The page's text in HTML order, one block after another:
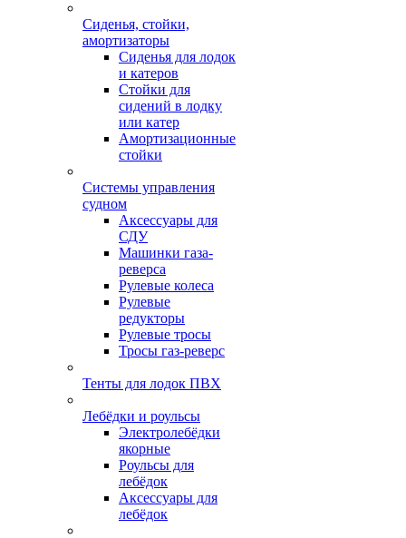
Сиденья, стойки,
амортизаторы
Сиденья для лодок
и катеров
Стойки для
сидений в лодку
или катер
Амортизационные
стойки
Системы управления
судном
Аксессуары для
СДУ
Машинки газа-
реверса
Рулевые колеса
Рулевые
редукторы
Рулевые тросы
Тросы газ-реверс
Тенты для лодок ПВХ
Лебёдки и роульсы
Электролебёдки
якорные
Роульсы для
лебёдок
Аксессуары для
лебёдок